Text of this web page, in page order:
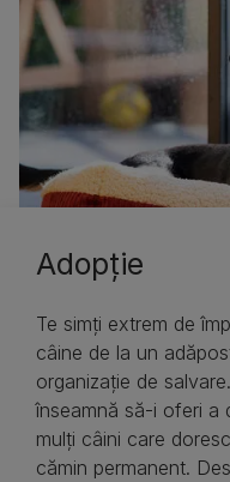
Adopţie
Te simţi extrem de
câine de la un
organizaţie de
înseamnă să-i oferi a
mulţi câini care
cămin permanent.